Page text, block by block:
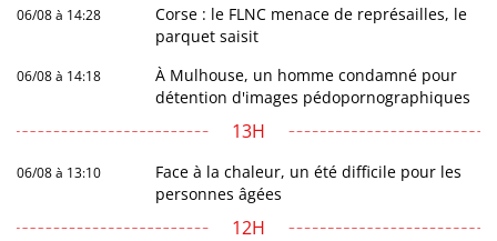
06/08 à 14:28
Corse : le FLNC menace de représailles, le
parquet saisit
06/08 à 14:18
À Mulhouse, un homme condamné pour
détention d'images pédopornographiques
13H
06/08 à 13:10
Face à la chaleur, un été difficile pour les
personnes âgées
12H